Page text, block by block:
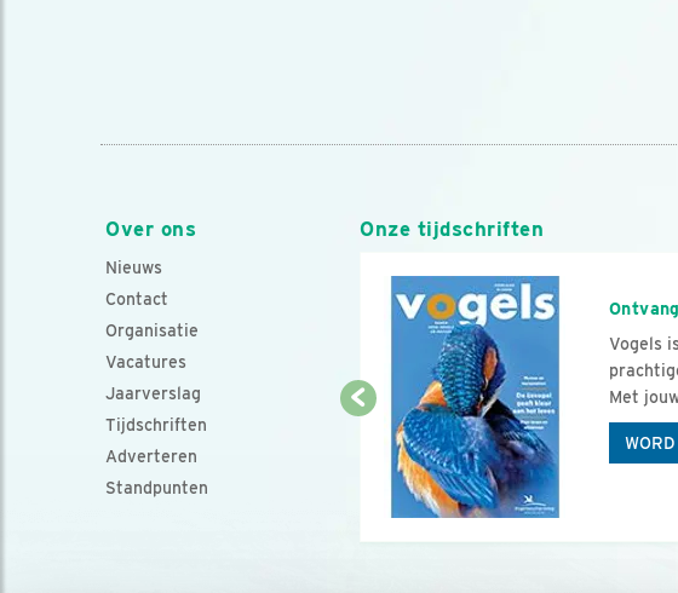
Over ons
Nieuws
Contact
Organisatie
Vacatures
Jaarverslag
Tijdschriften
Adverteren
Standpunten
Onze tijdschriften
Vogels
Met